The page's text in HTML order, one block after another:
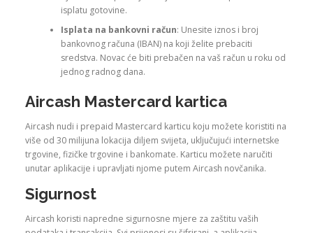
isplatu gotovine.
Isplata na bankovni račun: Unesite iznos i broj
bankovnog računa (IBAN) na koji želite prebaciti
sredstva. Novac će biti prebačen na vaš račun u roku od
jednog radnog dana.
Aircash Mastercard kartica
Aircash nudi i prepaid Mastercard karticu koju možete koristiti na
više od 30 milijuna lokacija diljem svijeta, uključujući internetske
trgovine, fizičke trgovine i bankomate. Karticu možete naručiti
unutar aplikacije i upravljati njome putem Aircash novčanika.
Sigurnost
Aircash koristi napredne sigurnosne mjere za zaštitu vaših